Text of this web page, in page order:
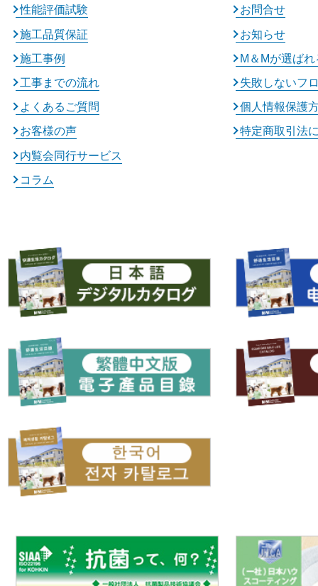
性能評価試験
施工品質保証
施工事例
工事までの流れ
よくあるご質問
お客様の声
内覧会同行サービス
コラム
お問合せ
お知らせ
M＆Mが選ば
失敗しないフ
個人情報保護
特定商取引法